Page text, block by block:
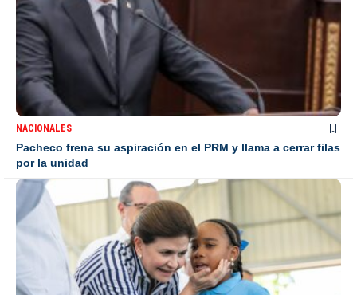
NACIONALES
Pacheco frena su aspiración en el PRM y llama a cerrar filas
por la unidad